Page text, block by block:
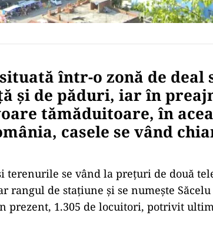
într-o zonă de deal
și de păduri, iar în
tămăduitoare, în
casele se vând
terenurile se vând la prețuri de două
rangul de stațiune și se numește Săcelu
prezent, 1.305 de locuitori, potrivit